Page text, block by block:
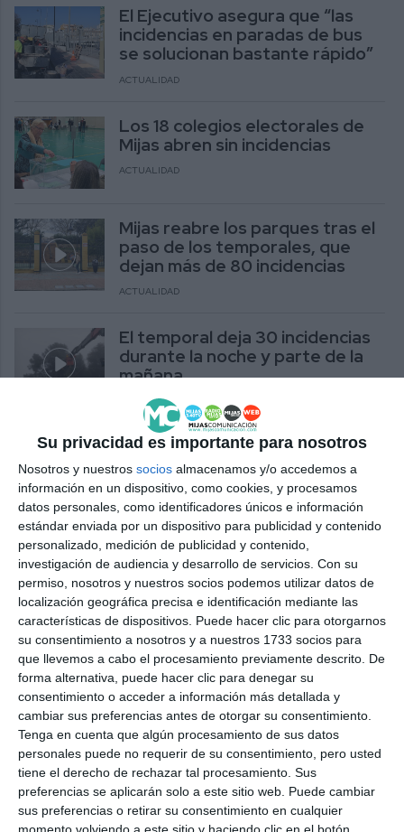
Su privacidad es importante para nosotros
Nosotros y nuestros socios almacenamos y/o accedemos a
información en un dispositivo, como cookies, y procesamos
datos personales, como identificadores únicos e información
estándar enviada por un dispositivo para publicidad y contenido
personalizado, medición de publicidad y contenido,
investigación de audiencia y desarrollo de servicios. Con su
permiso, nosotros y nuestros socios podemos utilizar datos de
localización geográfica precisa e identificación mediante las
características de dispositivos. Puede hacer clic para otorgarnos
su consentimiento a nosotros y a nuestros 1733 socios para
que llevemos a cabo el procesamiento previamente descrito. De
forma alternativa, puede hacer clic para denegar su
consentimiento o acceder a información más detallada y
cambiar sus preferencias antes de otorgar su consentimiento.
Tenga en cuenta que algún procesamiento de sus datos
personales puede no requerir de su consentimiento, pero usted
tiene el derecho de rechazar tal procesamiento. Sus
preferencias se aplicarán solo a este sitio web. Puede cambiar
sus preferencias o retirar su consentimiento en cualquier
El Ejecutivo asegura que “las
incidencias en paradas de bus
se solucionan bastante rápido”
ACTUALIDAD
Los 18 colegios electorales de
Mijas abren sin incidencias
ACTUALIDAD
Mijas reabre los parques tras el
paso de los temporales, que
dejan más de 80 incidencias
ACTUALIDAD
El temporal deja 30 incidencias
durante la noche y parte de la
mañana
ACTUALIDAD
El Ayuntamiento supervisa los
colegios para evitar incidencias
a causa del temporal
ACTUALIDAD
El temporal de lluvia y viento se
salda con una veintena de
incidencias en Mijas
ACTUALIDAD
Los servicios municipales de
Mijas atienden más de 60
incidencias por el viento
ACTUALIDAD
El temporal moviliza un
operativo especial con muchas
incidencias pero sin daños